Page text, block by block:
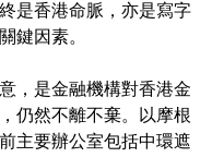
是香港命脈，亦是寫字
鍵因素。
，是金融機構對香港金
仍然不離不棄。以摩根
主要辦公室包括中環遮